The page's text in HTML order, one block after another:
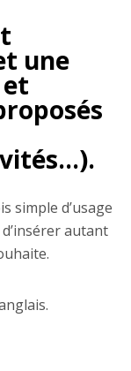
une
simple d’usage
autant